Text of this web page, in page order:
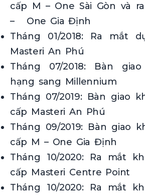
cấp M – One Sài Gòn và
– One Gia Định
Tháng 01/2018: Ra mắt
Masteri An Phú
Tháng 07/2018: Bàn
hạng sang Millennium
Tháng 07/2019: Bàn giao
cấp Masteri An Phú
Tháng 09/2019: Bàn giao
cấp M – One Gia Định
Tháng 10/2020: Ra mắt
cấp Masteri Centre Point
Tháng 10/2020: Ra mắt